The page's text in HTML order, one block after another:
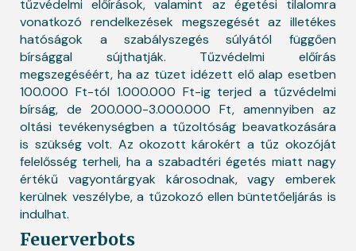
tűzvédelmi előírások, valamint az égetési tilalomra
vonatkozó rendelkezések megszegését az illetékes
hatóságok a szabályszegés súlyától függően
bírsággal sújthatják. Tűzvédelmi előírás
megszegéséért, ha az tüzet idézett elő alap esetben
100.000 Ft-tól 1.000.000 Ft-ig terjed a tűzvédelmi
bírság, de 200.000-3.000.000 Ft, amennyiben az
oltási tevékenységben a tűzoltóság beavatkozására
is szükség volt. Az okozott károkért a tűz okozóját
felelősség terheli, ha a szabadtéri égetés miatt nagy
értékű vagyontárgyak károsodnak, vagy emberek
kerülnek veszélybe, a tűzokozó ellen büntetőeljárás is
indulhat.
Feuerverbots